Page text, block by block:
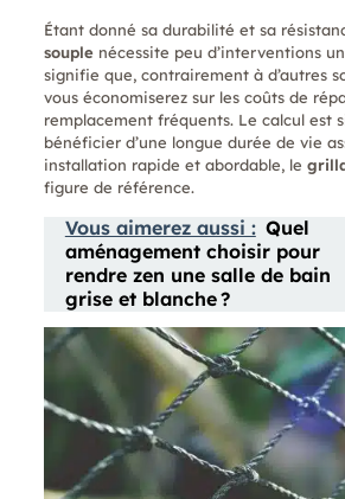
Étant donné sa durabilité et sa
souplenécessite peu d’interventions
signifie que, contrairement à d’autres
vous économiserez sur les coûts de
remplacement fréquents. Le calcul est
bénéficier d’une longue durée de vie
installation rapide et abordable, le
figure de référence.
Vous aimerez aussi : Quel
aménagement choisir pour
rendre zen une salle de bain
grise et blanche ?